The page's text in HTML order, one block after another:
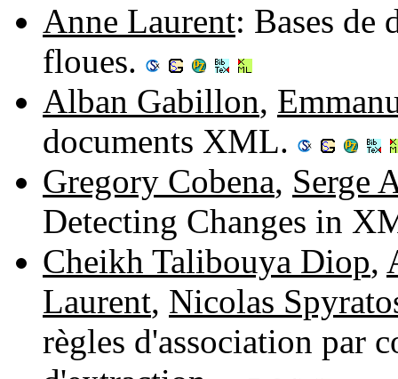
Anne Laurent: Bases de
floues.
Alban Gabillon,
documents XML.
Gregory Cobena, Serge
Detecting Changes in
Cheikh Talibouya Diop,
Laurent, Nicolas
règles d'association par